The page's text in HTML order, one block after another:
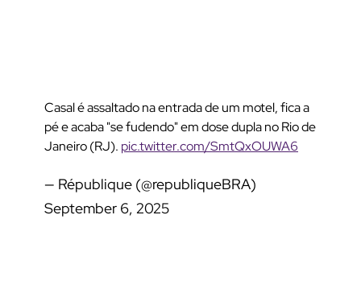
Casal é assaltado na entrada de um motel, fica a
pé e acaba "se fudendo" em dose dupla no Rio de
Janeiro (RJ). pic.twitter.com/SmtQxOUWA6
— République (@republiqueBRA)
September 6, 2025